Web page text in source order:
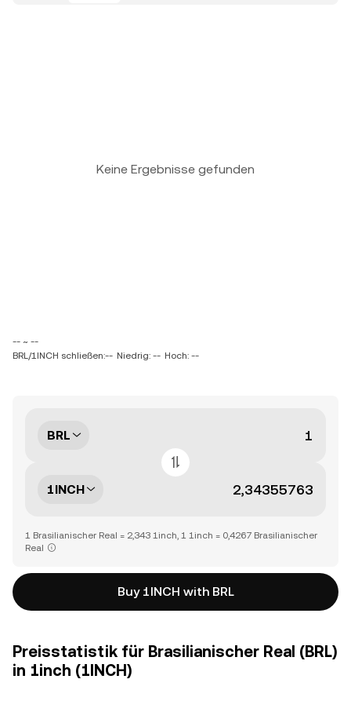
Keine Ergebnisse gefunden
-- ~ --
BRL/1INCH schließen:-- Niedrig: -- Hoch: --
BRL
1INCH
1 Brasilianischer Real = 2,343 1inch, 1 1inch = 0,4267 Brasilianischer
Real
Buy 1INCH with BRL
Preisstatistik für Brasilianischer Real (BRL)
in 1inch (1INCH)